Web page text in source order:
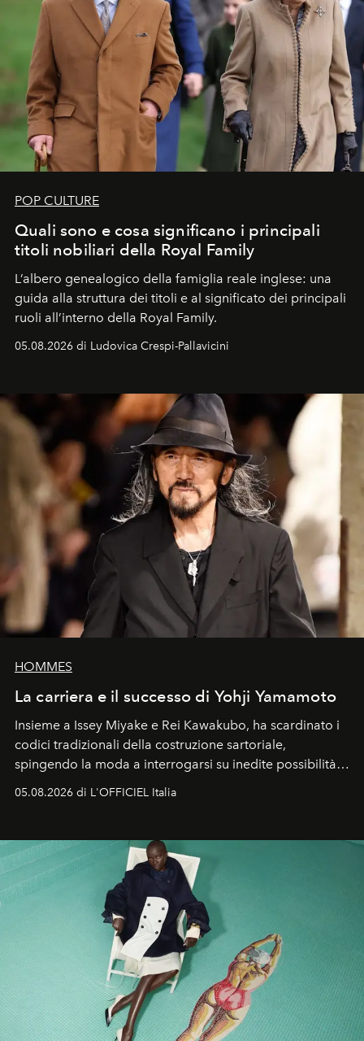
POP CULTURE
Quali sono e cosa significano i principali
titoli nobiliari della Royal Family
L’albero genealogico della famiglia reale inglese: una
guida alla struttura dei titoli e al significato dei principali
ruoli all’interno della Royal Family.
05.08.2026 di Ludovica Crespi-Pallavicini
HOMMES
La carriera e il successo di Yohji Yamamoto
Insieme a Issey Miyake e Rei Kawakubo, ha scardinato i
codici tradizionali della costruzione sartoriale,
spingendo la moda a interrogarsi su inedite possibilità
un’impronta indelebile nella storia della moda.
05.08.2026 di L'OFFICIEL Italia